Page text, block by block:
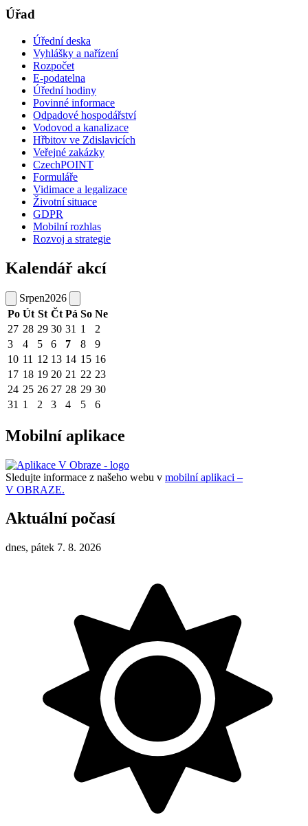
Úřad
Úřední deska
Vyhlášky a nařízení
Rozpočet
E-podatelna
Úřední hodiny
Povinné informace
Odpadové hospodářství
Vodovod a kanalizace
Hřbitov ve Zdislavicích
Veřejné zakázky
CzechPOINT
Formuláře
Vidimace a legalizace
Životní situace
GDPR
Mobilní rozhlas
Rozvoj a strategie
Kalendář akcí
Srpen2026
Po Út St Čt Pá So Ne
27 28 29 30 31 1
2
3
4 5 6 7 8
9
10 11 12 13 14 15 16
17 18 19 20 21 22 23
24 25 26 27 28 29 30
31 1 2 3 4 5 6
Mobilní aplikace
Sledujte informace z našeho webu v mobilní aplikaci –
V OBRAZE.
Aktuální počasí
dnes, pátek 7. 8. 2026